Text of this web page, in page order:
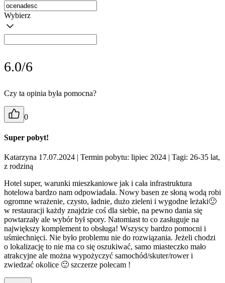
Wybierz
6.0/6
Czy ta opinia była pomocna?
0
Super pobyt!
Katarzyna 17.07.2024 | Termin pobytu: lipiec 2024 | Tagi: 26-35 lat,
z rodziną
Hotel super, warunki mieszkaniowe jak i cała infrastruktura
hotelowa bardzo nam odpowiadała. Nowy basen ze słoną wodą robi
ogromne wrażenie, czysto, ładnie, dużo zieleni i wygodne leżaki🙂
w restauracji każdy znajdzie coś dla siebie, na pewno dania się
powtarzały ale wybór był spory. Natomiast to co zasługuje na
największy komplement to obsługa! Wszyscy bardzo pomocni i
uśmiechnięci. Nie było problemu nie do rozwiązania. Jeżeli chodzi
o lokalizację to nie ma co się oszukiwać, samo miasteczko mało
atrakcyjne ale można wypożyczyć samochód/skuter/rower i
zwiedzać okolice 🙂 szczerze polecam !